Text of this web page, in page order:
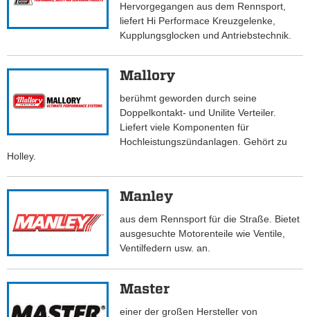
Hervorgegangen aus dem Rennsport,
liefert Hi Performace Kreuzgelenke,
Kupplungsglocken und Antriebstechnik.
Mallory
berühmt geworden durch seine
Doppelkontakt- und Unilite Verteiler.
Liefert viele Komponenten für
Hochleistungszündanlagen. Gehört zu
Holley.
Manley
aus dem Rennsport für die Straße. Bietet
ausgesuchte Motorenteile wie Ventile,
Ventilfedern usw. an.
Master
einer der großen Hersteller von